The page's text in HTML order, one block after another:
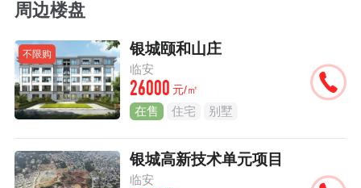
周边楼盘
不限购 银城颐和山庄
临安
26000 元/㎡
在售 住宅 别墅
银城高新技术单元项目
临安